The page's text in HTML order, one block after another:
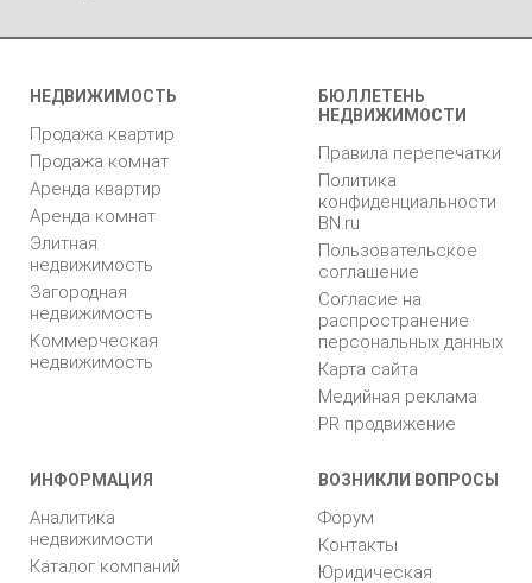
НЕДВИЖИМОСТЬ
Продажа квартир
Продажа комнат
Аренда квартир
Аренда комнат
Элитная
недвижимость
Загородная
недвижимость
Коммерческая
недвижимость
БЮЛЛЕТЕНЬ
НЕДВИЖИМОСТИ
Правила перепечатки
Политика
конфиденциальности
BN.ru
Пользовательское
соглашение
Согласие на
распространение
персональных данных
Карта сайта
Медийная реклама
PR продвижение
ИНФОРМАЦИЯ
Аналитика
недвижимости
Каталог компаний
ВОЗНИКЛИ ВОПРОСЫ
Форум
Контакты
Юридическая